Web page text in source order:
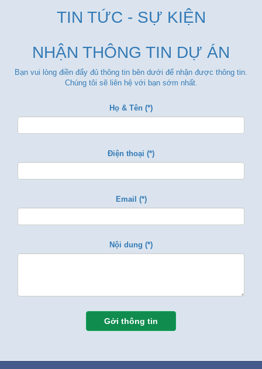
TIN TỨC - SỰ KIỆN
NHẬN THÔNG TIN DỰ ÁN
Bạn vui lòng điền đẩy đủ thông tin bên dưới để nhận được thông tin.
Chúng tôi sẽ liên hệ với bạn sớm nhất.
Họ & Tên (*)
Điện thoại (*)
Email (*)
Nội dung (*)
Gởi thông tin